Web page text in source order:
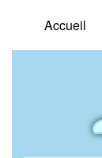
Accueil